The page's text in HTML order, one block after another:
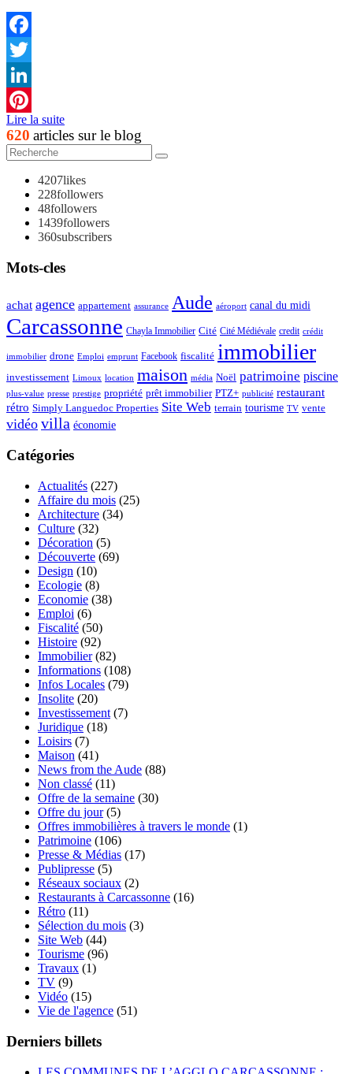
Facebook
Twitter
LinkedIn
Pinterest
Lire la suite
620 articles sur le blog
4207likes
228followers
48followers
1439followers
360subscribers
Mots-cles
achat agence appartement assurance Aude aéroport canal du midi
Carcassonne Chayla Immobilier Cité Cité Médiévale credit crédit
immobilier drone Emploi emprunt Facebook fiscalité immobilier
investissement Limoux location maison média Noël patrimoine piscine
plus-value presse prestige propriété prêt immobilier PTZ+ publicité restaurant
rétro Simply Languedoc Properties Site Web terrain tourisme TV vente
vidéo villa économie
Catégories
Actualités (227)
Affaire du mois (25)
Architecture (34)
Culture (32)
Décoration (5)
Découverte (69)
Design (10)
Ecologie (8)
Economie (38)
Emploi (6)
Fiscalité (50)
Histoire (92)
Immobilier(82)
Informations (108)
Infos Locales (79)
Insolite (20)
Investissement (7)
Juridique (18)
Loisirs (7)
Maison (41)
News from the Aude (88)
Non classé (11)
Offre de la semaine (30)
Offre du jour(5)
Offres immobilières à travers le monde (1)
Patrimoine (106)
Presse & Médias (17)
Publipresse (5)
Réseaux sociaux (2)
Restaurants à Carcassonne (16)
Rétro (11)
Sélection du mois (3)
Site Web (44)
Tourisme (96)
Travaux (1)
TV (9)
Vidéo (15)
Vie de l'agence (51)
Derniers billets